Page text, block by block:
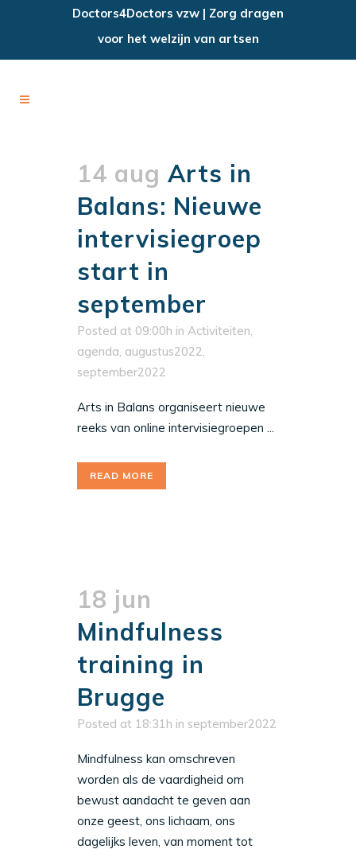
Doctors4Doctors vzw | Zorg dragen
voor het welzijn van artsen
14 aug Arts in
Balans: Nieuwe
intervisiegroep
start in
september
Posted at 09:00h in Activiteiten,
agenda, augustus2022,
september2022
Arts in Balans organiseert nieuwe
reeks van online intervisiegroepen ...
READ MORE
18 jun
Mindfulness
training in
Brugge
Posted at 18:31h in september2022
Mindfulness kan omschreven
worden als de vaardigheid om
bewust aandacht te geven aan
onze geest, ons lichaam, ons
dagelijks leven, van moment tot